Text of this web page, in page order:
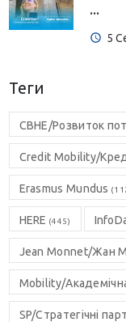
...
5
Теги
CBHE/Розвиток
Credit Mobility/
Erasmus Mundus
HERE (445)
Jean Monnet/Жан
Mobility/
SP/Стратегічні